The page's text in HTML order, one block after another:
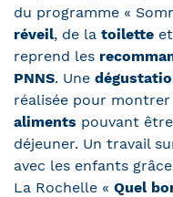
du programme «
réveil, de la toilette
reprend les
PNNS. Une
réalisée pour
aliments pouvant
déjeuner. Un travail
avec les enfants
La Rochelle « Quel